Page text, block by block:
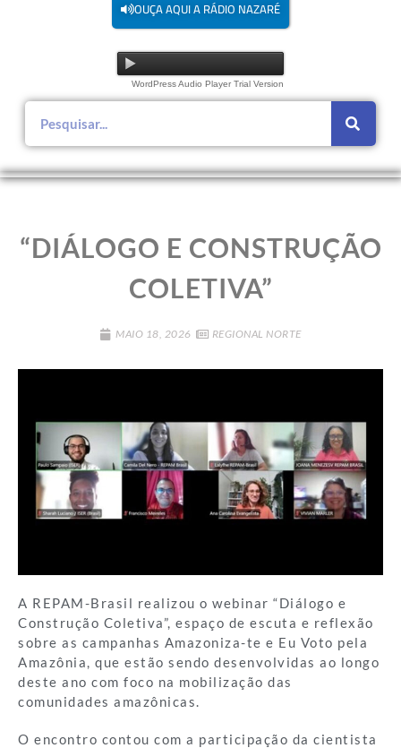
OUÇA AQUI A RÁDIO NAZARÉ
WordPress Audio Player Trial Version
“DIÁLOGO E CONSTRUÇÃO
COLETIVA”
MAIO 18, 2026 REGIONAL NORTE
A REPAM-Brasil realizou o webinar “Diálogo e
Construção Coletiva”, espaço de escuta e reflexão
sobre as campanhas Amazoniza-te e Eu Voto pela
Amazônia, que estão sendo desenvolvidas ao longo
deste ano com foco na mobilização das
comunidades amazônicas.
O encontro contou com a participação da cientista